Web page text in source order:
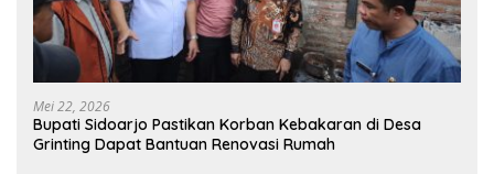
Mei 22, 2026
Bupati Sidoarjo Pastikan Korban Kebakaran di Desa
Grinting Dapat Bantuan Renovasi Rumah